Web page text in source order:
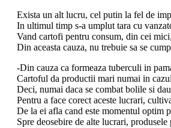
Exista un alt lucru, cel putin la fel de
In ultimul timp s-a umplut tara cu
Vand cartofi pentru consum, din cei
Din aceasta cauza, nu trebuie sa se
-Din cauza ca formeaza tuberculi in
Cartoful da productii mari numai in
Deci, numai daca se combat bolile si
Pentru a face corect aceste lucrari,
De la ei afla cand este momentul optim
Spre deosebire de alte lucrari,